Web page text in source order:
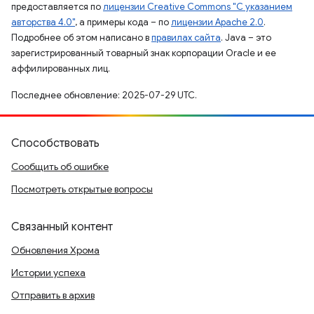
предоставляется полицензии Creative Commons "С указанием
авторства 4.0", а примеры кода – полицензии Apache 2.0.
Подробнее об этом написано вправилах сайта. Java – это
зарегистрированный товарный знак корпорации Oracle и ее
аффилированных лиц.
Последнее обновление: 2025-07-29 UTC.
Способствовать
Сообщить об ошибке
Посмотреть открытые вопросы
Связанный контент
Обновления Хрома
Истории успеха
Отправить в архив